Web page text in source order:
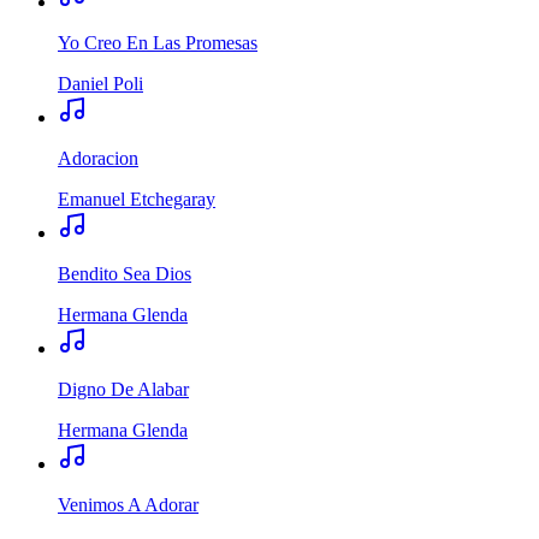
Yo Creo En Las Promesas
Daniel Poli
Adoracion
Emanuel Etchegaray
Bendito Sea Dios
Hermana Glenda
Digno De Alabar
Hermana Glenda
Venimos A Adorar